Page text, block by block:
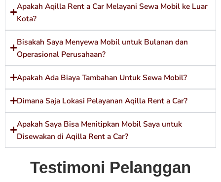
Apakah Aqilla Rent a Car Melayani Sewa Mobil ke Luar
Kota?
Bisakah Saya Menyewa Mobil untuk Bulanan dan
Operasional Perusahaan?
Apakah Ada Biaya Tambahan Untuk Sewa Mobil?
Dimana Saja Lokasi Pelayanan Aqilla Rent a Car?
Apakah Saya Bisa Menitipkan Mobil Saya untuk
Disewakan di Aqilla Rent a Car?
Testimoni Pelanggan